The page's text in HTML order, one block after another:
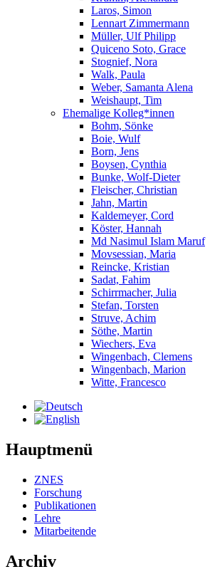
Laros, Simon
Lennart Zimmermann
Müller, Ulf Philipp
Quiceno Soto, Grace
Stognief, Nora
Walk, Paula
Weber, Samanta Alena
Weishaupt, Tim
Ehemalige Kolleg*innen
Bohm, Sönke
Boie, Wulf
Born, Jens
Boysen, Cynthia
Bunke, Wolf-Dieter
Fleischer, Christian
Jahn, Martin
Kaldemeyer, Cord
Köster, Hannah
Md Nasimul Islam Maruf
Movsessian, Maria
Reincke, Kristian
Sadat, Fahim
Schirrmacher, Julia
Stefan, Torsten
Struve, Achim
Söthe, Martin
Wiechers, Eva
Wingenbach, Clemens
Wingenbach, Marion
Witte, Francesco
Hauptmenü
ZNES
Forschung
Publikationen
Lehre
Mitarbeitende
Archiv